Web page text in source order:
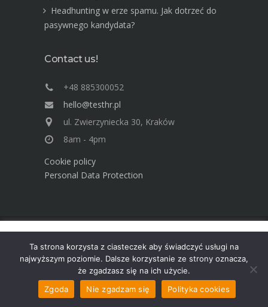
Headhunting w erze spamu. Jak dotrzeć do
pasywnego kandydata?
Contact us!
+48 885300052
hello@testhr.pl
ul. Zwierzyniecka 30, Kraków
8am - 4pm
Cookie policy
Personal Data Protection
Advisory Group TEST Human Resources ©
2025
używania. Korzystając ze strony wyrażasz zgodę na używanie
cookies, zgodnie z aktualnymi ustawieniami przeglądarki.
Dowiedz się więcej
Akceptuję
Ta strona korzysta z ciasteczek aby świadczyć usługi na
najwyższym poziomie. Dalsze korzystanie ze strony oznacza,
że zgadzasz się na ich użycie.
Zgoda
Nie zgadzam się Polityka cookies